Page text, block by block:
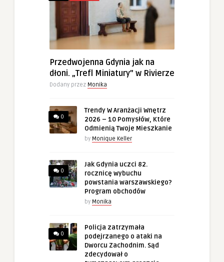
Przedwojenna Gdynia jak na
dłoni. „Trefl Miniatury” w Rivierze
Dodany przez Monika
0
Trendy W Aranżacji Wnętrz
2026 – 10 Pomysłów, Które
Odmienią Twoje Mieszkanie
by Monique Keller
0
Jak Gdynia uczci 82.
rocznicę wybuchu
powstania warszawskiego?
Program obchodów
by Monika
0
Policja zatrzymała
podejrzanego o ataki na
Dworcu Zachodnim. Sąd
zdecydował o